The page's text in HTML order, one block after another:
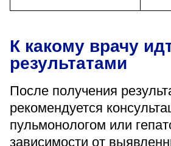
К какому врачу
результатами
После получения
рекомендуется
пульмонологом или
зависимости от